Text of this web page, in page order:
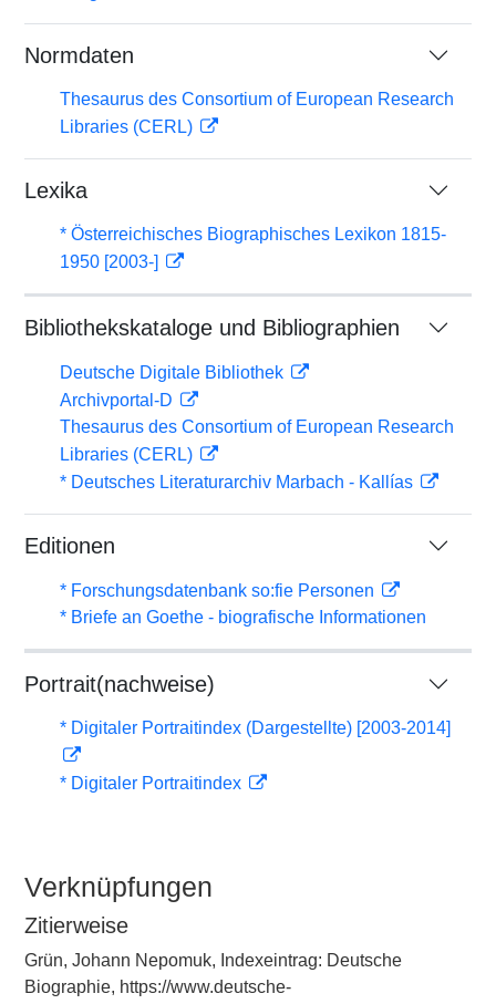
Normdaten
Thesaurus des Consortium of European Research
Libraries (CERL)
Lexika
* Österreichisches Biographisches Lexikon 1815-
1950 [2003-]
Bibliothekskataloge und Bibliographien
Deutsche Digitale Bibliothek
Archivportal-D
Thesaurus des Consortium of European Research
Libraries (CERL)
* Deutsches Literaturarchiv Marbach - Kallías
Editionen
* Forschungsdatenbank so:fie Personen
* Briefe an Goethe - biografische Informationen
Portrait(nachweise)
* Digitaler Portraitindex (Dargestellte) [2003-2014]
* Digitaler Portraitindex
Verknüpfungen
Zitierweise
Grün, Johann Nepomuk, Indexeintrag: Deutsche
Biographie, https://www.deutsche-